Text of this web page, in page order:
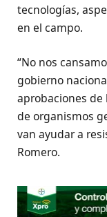
tecnologías,
en el campo.
“No nos
gobierno
aprobaciones de
de organismos
van ayudar a
Romero.